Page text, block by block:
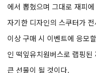
에서 뽑혔으며 그대로 재피
자기한 디자인의 스쿠터가
이상 구매 시 이벤트에 응모
인 떡잎유치원버스로 랩핑
큰 선물이 될 것이다.